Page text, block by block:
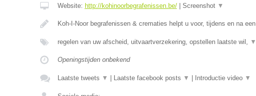
Website: http://kohinoorbegrafenissen.be/| Screenshot ▼
Koh-I-Noor begrafenissen & crematies helpt u voor, tijdens en na een
regelen van uw afscheid, uitvaartverzekering, opstellen laatste wil, ▼
Openingstijden onbekend
Laatste tweets ▼ Laatste facebook posts ▼ Introductie video ▼